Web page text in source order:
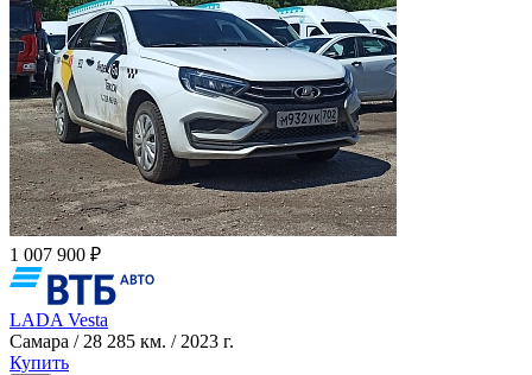
1 007 900 ₽
LADA Vesta
Самара / 28 285 км. / 2023 г.
Купить